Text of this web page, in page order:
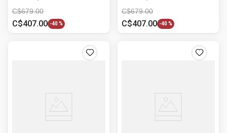
C$679.00
C$407.00 -40 %
C$679.00
C$407.00 -40 %